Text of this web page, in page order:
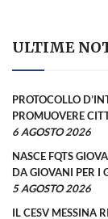
ULTIME
PROTOCOLLO
PROMUOVERE
6 AGOSTO 2026
NASCE FQTS
DA GIOVANI PER I
5 AGOSTO 2026
IL CESV MESSINA